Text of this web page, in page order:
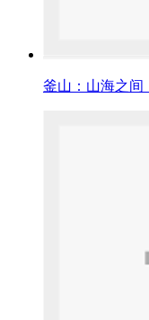
釜山：山海之间